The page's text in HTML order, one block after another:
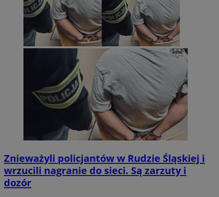
Znieważyli policjantów w Rudzie Śląskiej i
wrzucili nagranie do sieci. Są zarzuty i
dozór